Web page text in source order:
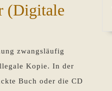
(Digitale
zwangsläufig
Kopie. In der
Buch oder die CD